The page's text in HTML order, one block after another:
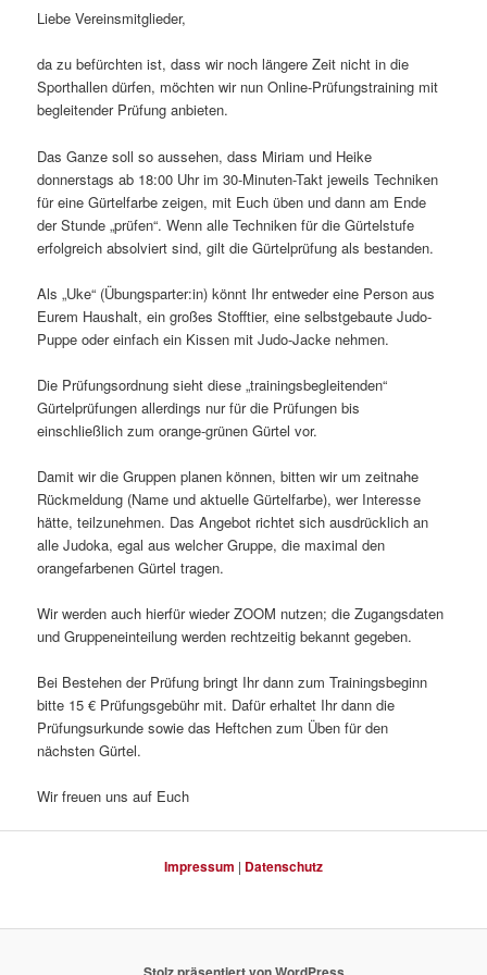
Liebe Vereinsmitglieder,
da zu befürchten ist, dass wir noch längere Zeit nicht in die
Sporthallen dürfen, möchten wir nun Online-Prüfungstraining mit
begleitender Prüfung anbieten.
Das Ganze soll so aussehen, dass Miriam und Heike
donnerstags ab 18:00 Uhr im 30-Minuten-Takt jeweils Techniken
für eine Gürtelfarbe zeigen, mit Euch üben und dann am Ende
der Stunde „prüfen“. Wenn alle Techniken für die Gürtelstufe
erfolgreich absolviert sind, gilt die Gürtelprüfung als bestanden.
Als „Uke“ (Übungsparter:in) könnt Ihr entweder eine Person aus
Eurem Haushalt, ein großes Stofftier, eine selbstgebaute Judo-
Puppe oder einfach ein Kissen mit Judo-Jacke nehmen.
Die Prüfungsordnung sieht diese „trainingsbegleitenden“
Gürtelprüfungen allerdings nur für die Prüfungen bis
einschließlich zum orange-grünen Gürtel vor.
Damit wir die Gruppen planen können, bitten wir um zeitnahe
Rückmeldung (Name und aktuelle Gürtelfarbe), wer Interesse
hätte, teilzunehmen. Das Angebot richtet sich ausdrücklich an
alle Judoka, egal aus welcher Gruppe, die maximal den
orangefarbenen Gürtel tragen.
Wir werden auch hierfür wieder ZOOM nutzen; die Zugangsdaten
und Gruppeneinteilung werden rechtzeitig bekannt gegeben.
Bei Bestehen der Prüfung bringt Ihr dann zum Trainingsbeginn
bitte 15 € Prüfungsgebühr mit. Dafür erhaltet Ihr dann die
Prüfungsurkunde sowie das Heftchen zum Üben für den
nächsten Gürtel.
Wir freuen uns auf Euch
Impressum | Datenschutz